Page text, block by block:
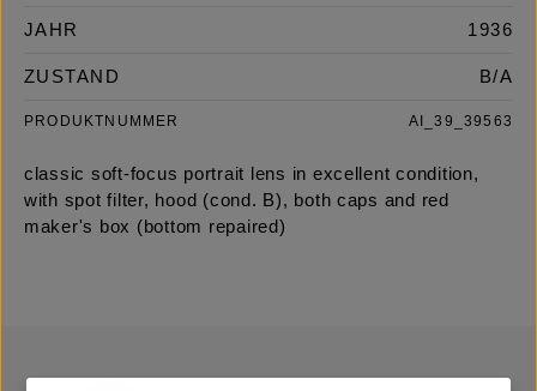
JAHR 1936
ZUSTAND B/A
PRODUKTNUMMER AI_39_39563
classic soft-focus portrait lens in excellent condition,
with spot filter, hood (cond. B), both caps and red
maker's box (bottom repaired)